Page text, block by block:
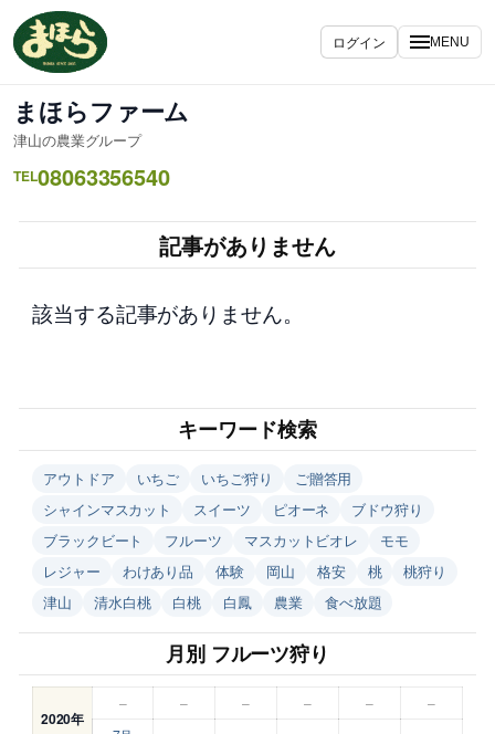
容
を
キ
ッ
プ
ログイン MENU
まほらファーム
津山の農業グループ
TEL08063356540
記事がありません
該当する記事がありません。
キーワード検索
アウトドア いちご いちご狩り
ご贈答用
シャインマスカット
スイーツ ピオーネ
ブドウ狩り
ブラックビート
フルーツ マスカットビオレ
モモ
レジャー
わけあり品 体験 岡山 格安 桃
桃狩り
津山
清水白桃 白桃 白鳳 農業 食べ放題
月別 フルーツ狩り
2020年
– – – – –
–